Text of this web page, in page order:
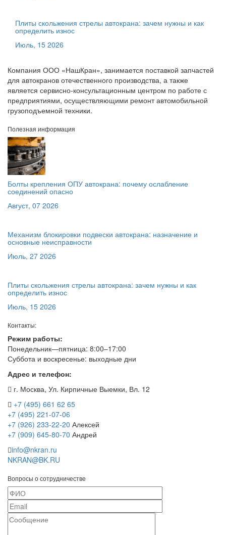
Плиты скольжения стрелы автокрана: зачем нужны и как
определить износ
Июль, 15 2026
Компания ООО «НашКран», занимается поставкой запчастей
для автокранов отечественного производства, а также
является сервисно-консультационным центром по работе с
предприятиями, осуществляющими ремонт автомобильной
грузоподъемной техники.
Полезная информация
Болты крепления ОПУ автокрана: почему ослабление
соединений опасно
Август, 07 2026
Механизм блокировки подвески автокрана: назначение и
основные неисправности
Июль, 27 2026
Плиты скольжения стрелы автокрана: зачем нужны и как
определить износ
Июль, 15 2026
Контакты:
Режим работы:
Понедельник—пятница: 8:00–17:00
Суббота и воскресенье: выходные дни
Адрес и телефон:
г. Москва, Ул. Кирпичные Выемки, Вл. 12
+7 (495) 661 62 65
+7 (495) 221-07-06
+7 (926) 233-22-20 Алексей
+7 (909) 645-80-70 Андрей
info@nkran.ru
NKRAN@BK.RU
Вопросы о сотрудничестве